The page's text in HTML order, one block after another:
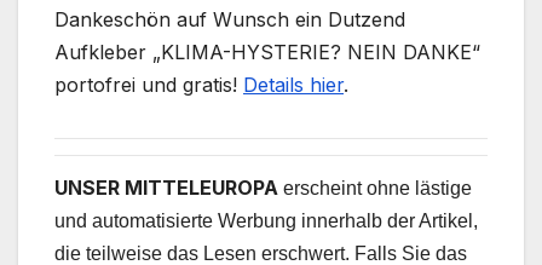
Dankeschön auf Wunsch ein Dutzend
Aufkleber „KLIMA-HYSTERIE? NEIN DANKE“
portofrei und gratis! Details hier.
UNSER MITTELEUROPA erscheint ohne lästige
und automatisierte Werbung innerhalb der Artikel,
die teilweise das Lesen erschwert. Falls Sie das